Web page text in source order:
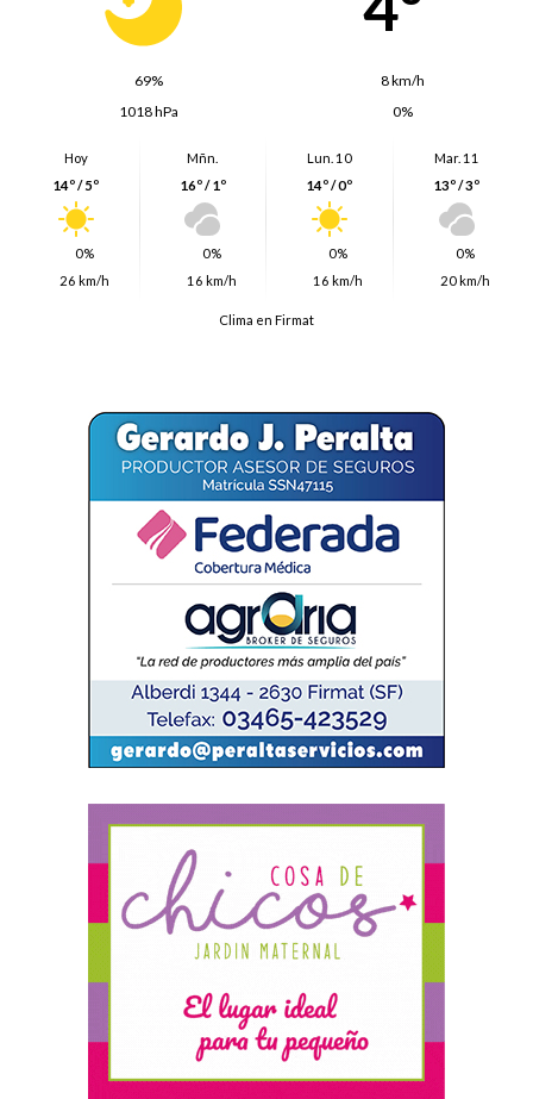
69%
8 km/h
1018 hPa
0%
Hoy
14º / 5º
0%
26 km/h
Mñn.
16º / 1º
0%
16 km/h
Lun. 10
14º / 0º
0%
16 km/h
Mar. 11
13º / 3º
0%
20 km/h
Clima en Firmat